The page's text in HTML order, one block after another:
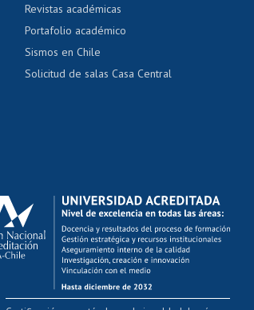
Denuncias administrativas
Revistas académicas
Portafolio académico
Sismos en Chile
Solicitud de salas Casa Central